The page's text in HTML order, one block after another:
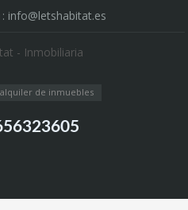
info@letshabitat.es
de inmuebles